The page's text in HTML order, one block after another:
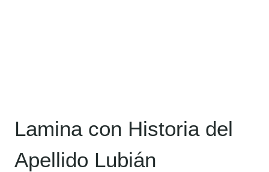
Lamina con Historia del
Apellido Lubián